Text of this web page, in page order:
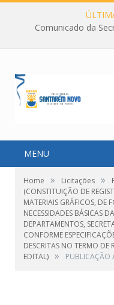
Comunicado da
MENU
Home » Licitações »
(CONSTITUIÇÃO DE
MATERIAIS GRÁFICOS, DE
NECESSIDADES BÁSICAS
DEPARTAMENTOS,
CONFORME
DESCRITAS NO TERMO DE
EDITAL) » PUBLICAÇÃO